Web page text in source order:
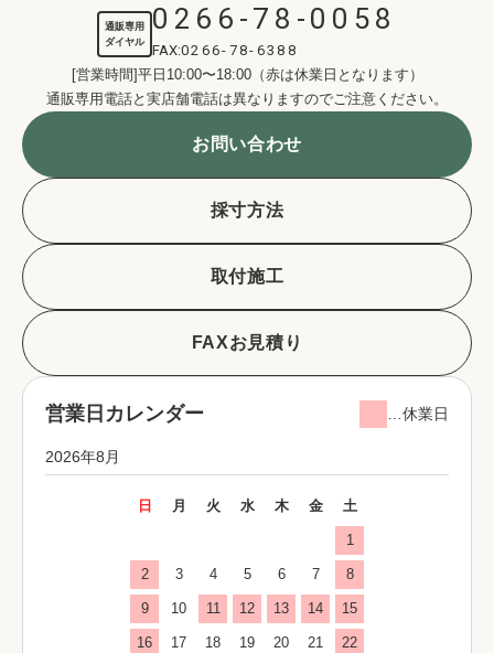
通販専用
ダイヤル
0266-78-0058
FAX:0266-78-6388
[営業時間]平日10:00〜18:00（赤は休業日となります）
通販専用電話と実店舗電話は異なりますのでご注意ください。
お問い合わせ
採寸方法
取付施工
FAXお見積り
営業日カレンダー …休業日
2026年8月
日 月 火 水 木 金 土
1
2 3 4 5 6 7 8
9 10 11 12 13 14 15
16 17 18 19 20 21 22